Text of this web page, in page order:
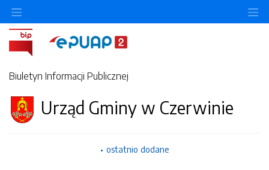
Biuletyn Informacji Publicznej
Urząd Gminy w Czerwinie
ostatnio dodane